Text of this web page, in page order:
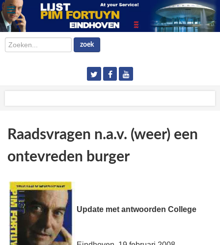
Zoeken... zoek
Raadsvragen n.a.v. (weer) een
ontevreden burger
Update met antwoorden College